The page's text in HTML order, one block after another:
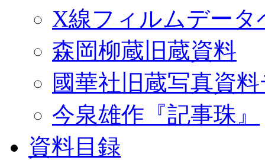
X線フィルムデータ
森岡柳蔵旧蔵資料
國華社旧蔵写真資
今泉雄作『記事珠』
資料目録